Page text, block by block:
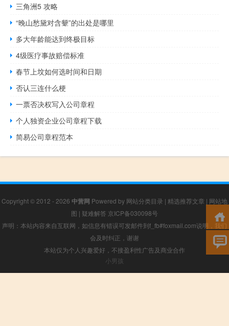
三角洲5 攻略
“晚山愁黛对含颦”的出处是哪里
多大年龄能达到终极目标
4级医疗事故赔偿标准
春节上坟如何选时间和日期
否认三连什么梗
一票否决权写入公司章程
个人独资企业公司章程下载
简易公司章程范本
Copyright © 2012 - 2026 中营网 Powered by 网站分类目录 | 精选推荐文章 | 网站地
图 | 疑难解答 京ICP备030098号
声明：本站内容来自互联网，如信息有错误可发邮件到f_fb#foxmail.com说明，我们
会及时纠正，谢谢
本站仅为个人兴趣爱好，不接盈利性广告及商业合作
小男孩